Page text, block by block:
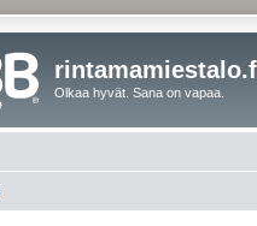
Olkaa hyvät. Sana on vapaa.